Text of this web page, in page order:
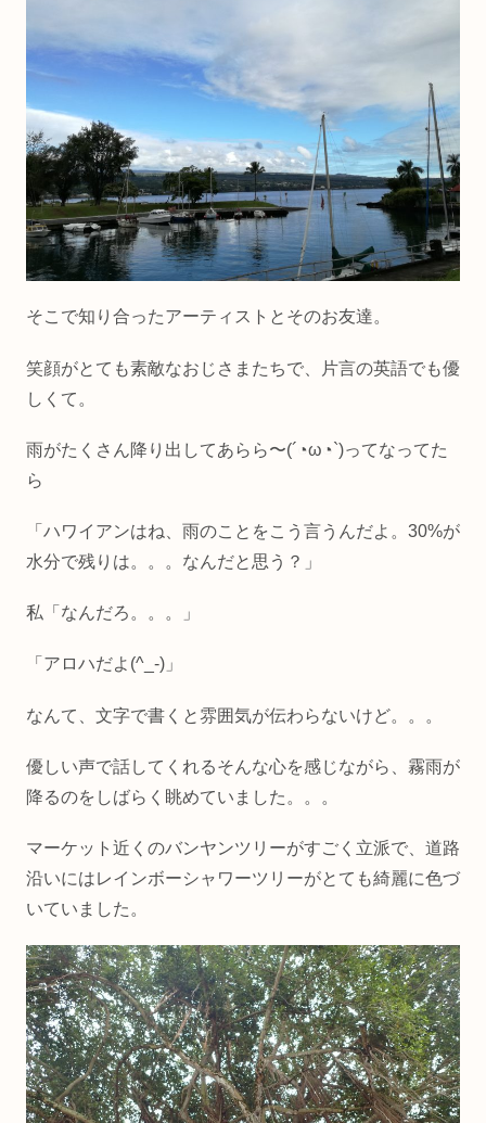
そこで知り合ったアーティストとそのお友達。
笑顔がとても素敵なおじさまたちで、片言の英語でも優
しくて。
雨がたくさん降り出してあらら〜(´◔ω◔`)ってなってた
ら
「ハワイアンはね、雨のことをこう言うんだよ。30%が
水分で残りは。。。なんだと思う？」
私「なんだろ。。。」
「アロハだよ(^_-)」
なんて、文字で書くと雰囲気が伝わらないけど。。。
優しい声で話してくれるそんな心を感じながら、霧雨が
降るのをしばらく眺めていました。。。
マーケット近くのバンヤンツリーがすごく立派で、道路
沿いにはレインボーシャワーツリーがとても綺麗に色づ
いていました。